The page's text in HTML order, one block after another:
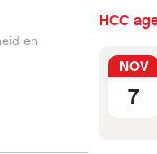
en
HCC
NOV
7